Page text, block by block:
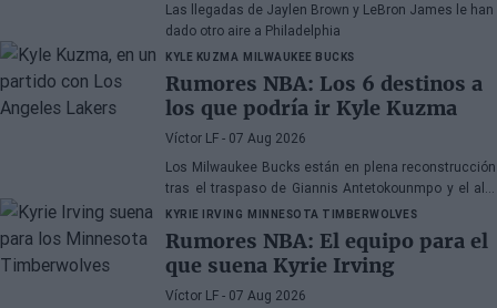
Las llegadas de Jaylen Brown y LeBron James le han
dado otro aire a Philadelphia
KYLE KUZMA MILWAUKEE BUCKS
Rumores NBA: Los 6 destinos a
los que podría ir Kyle Kuzma
Víctor LF - 07 Aug 2026
Los Milwaukee Bucks están en plena reconstrucción
tras el traspaso de Giannis Antetokounmpo y el ala-
pívot podría ser el siguiente
KYRIE IRVING MINNESOTA TIMBERWOLVES
Rumores NBA: El equipo para el
que suena Kyrie Irving
Víctor LF - 07 Aug 2026